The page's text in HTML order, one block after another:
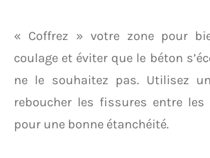
« Coffrez » votre zone pour
coulage et éviter que le béton
ne le souhaitez pas. Utilisez
reboucher les fissures entre
pour une bonne étanchéité.